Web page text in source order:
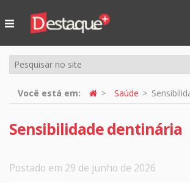
Online
Você está em: Saúde
Sensibilidade dentinária
Postado em 29 de junho de 2026